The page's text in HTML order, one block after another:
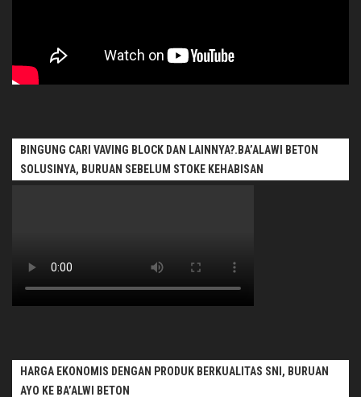
BINGUNG CARI VAVING BLOCK DAN LAINNYA?.BA’ALAWI BETON
SOLUSINYA, BURUAN SEBELUM STOKE KEHABISAN
HARGA EKONOMIS DENGAN PRODUK BERKUALITAS SNI, BURUAN
AYO KE BA’ALWI BETON